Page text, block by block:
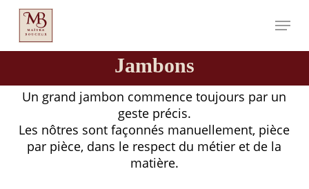
Aller
contenu
Menu
Jambons
Un grand jambon commence toujours par un
geste précis.
Les nôtres sont façonnés manuellement, pièce
par pièce, dans le respect du métier et de la
matière.